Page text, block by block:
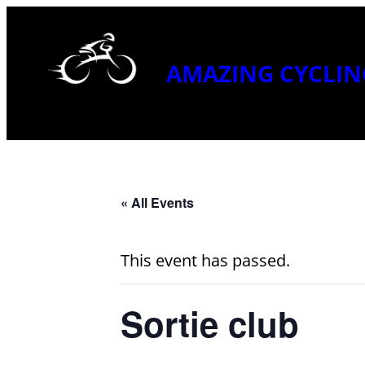
AMAZING
« All Events
This event has passed.
Sortie club